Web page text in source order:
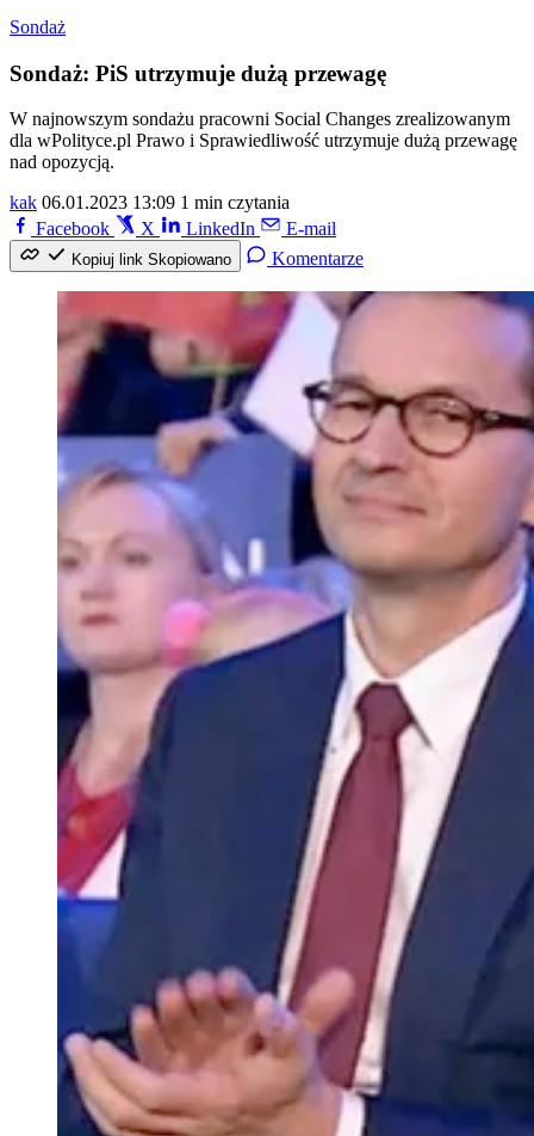
Sondaż
Sondaż: PiS utrzymuje dużą przewagę
W najnowszym sondażu pracowni Social Changes zrealizowanym
dla wPolityce.pl Prawo i Sprawiedliwość utrzymuje dużą przewagę
nad opozycją.
kak 06.01.2023 13:09 1 min czytania
Facebook
X LinkedIn E-mail
Kopiuj link Skopiowano Komentarze